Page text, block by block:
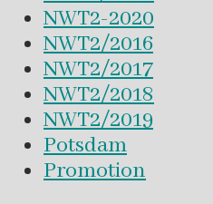
NWT2-2020
NWT2/2016
NWT2/2017
NWT2/2018
NWT2/2019
Potsdam
Promotion